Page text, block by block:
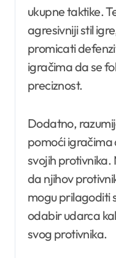
ukupne taktike.
agresivniji stil
promicati
igračima da se
preciznost.
Dodatno,
pomoći
svojih protivnika.
da njihov
mogu prilagoditi
odabir udarca
svog protivnika.